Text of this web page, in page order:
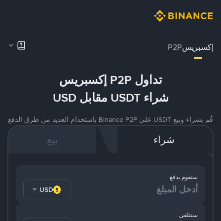
إكسبريسP2P
تداول P2P إكسبريس
شراء USDT مقابل USD
قُم بشراء وبيع USDT على Binance P2P باستخدام العديد من طرق الدفع
شراء بيع
ستقوم بدفع
USD
ستتلقى